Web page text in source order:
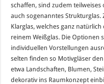
schaffen, sind zudem teilweises
auch sogenanntes
Klarglas, welches ganz
reinem Weißglas. Die Optionen
individuellen Vorstellungen
selten finden so Motivgläser
etwa Landschaften, Blumen,
dekorativ ins Raumkonzept